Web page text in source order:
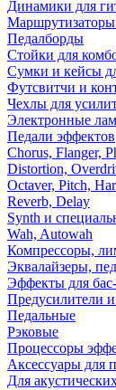
Динамики для
Педалборды
Стойки для
Сумки и кейсы
Футсвитчи и
Чехлы для
Электронные
Педали эффектов
Chorus, Flanger,
Distortion,
Octaver, Pitch,
Reverb, Delay
Synth и
Wah, Autowah
Компрессоры,
Эквалайзеры,
Эффекты для
Предусилители
Педальные
Рэковые
Процессоры
Аксессуары для
Для